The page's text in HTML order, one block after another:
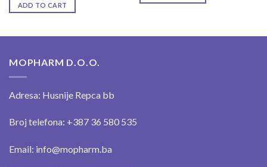
ADD TO CART
MOPHARM D.O.O.
Adresa: Husnije Repca bb
Broj telefona: +387 36 580 535
Email: info@mopharm.ba